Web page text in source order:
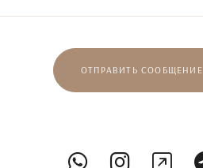
ОТПРАВИТЬ СООБЩЕНИЕ